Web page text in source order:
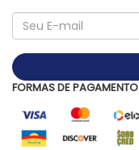
FORMAS DE PAGAMENTO